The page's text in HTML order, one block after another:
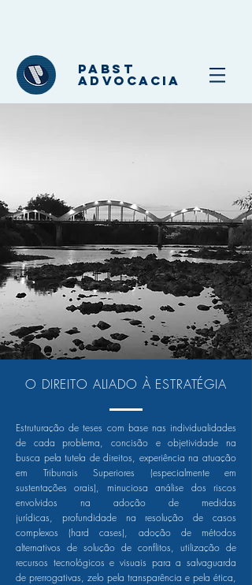
PABST
ADVOCACIA
O DIREITO ALIADO À ESTRATÉGIA
Estruturação de teses com base nas individualidades
de cada problema, concisão e objetividade na
busca pela tutela de direitos, experiência na atuação
em Tribunais Superiores (especialmente em
sustentações orais), minuciosa análise dos riscos
envolvidos na adoção de medidas
jurídicas, profundidade na resolução de casos
complexos (hard cases), adoção de métodos
alternativos de solução de conflitos, utilização de
recursos tecnológicos e visuais para a salvaguarda
de prerrogativas, zelo pela transparência e pela ética,